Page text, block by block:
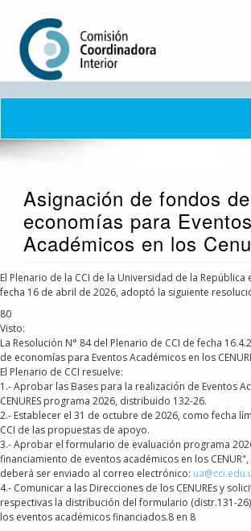
contenido
principal
Asignación de fondos de
economías para Eventos
Académicos en los
El Plenario de la CCI de la Universidad de la
fecha 16 de abril de 2026, adoptó la siguiente
80
Visto:
La Resolución N° 84 del Plenario de CCI de fecha
de economías para Eventos Académicos en los
El Plenario de CCI resuelve:
1.- Aprobar las Bases para la realización de Eventos
CENURES programa 2026, distribuido 132-26.
2.- Establecer el 31 de octubre de 2026, como fecha
CCI de las propuestas de apoyo.
3.- Aprobar el formulario de evaluación programa
financiamiento de eventos académicos en los
deberá ser enviado al correo electrónico:
4.- Comunicar a las Direcciones de los CENUREs y
respectivas la distribución del formulario (distr.131-
los eventos académicos financiados.8 en 8